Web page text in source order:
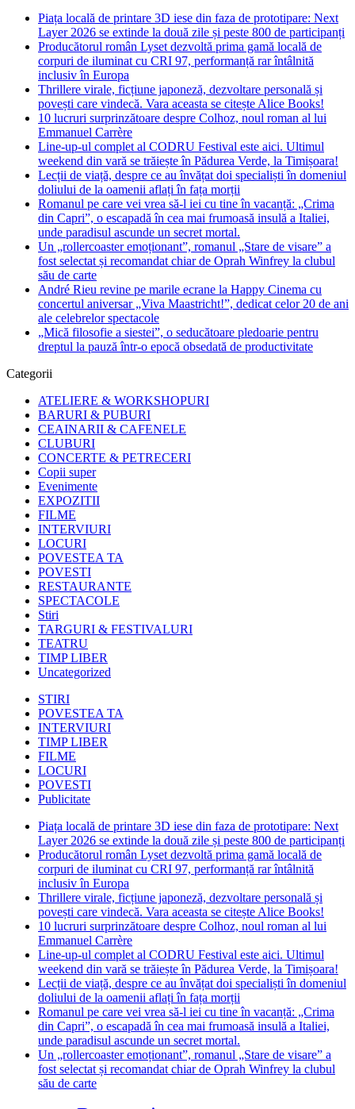
Piața locală de printare 3D iese din faza de prototipare: Next
Layer 2026 se extinde la două zile și peste 800 de participanți
Producătorul român Lyset dezvoltă prima gamă locală de
corpuri de iluminat cu CRI 97, performanță rar întâlnită
inclusiv în Europa
Thrillere virale, ficțiune japoneză, dezvoltare personală și
povești care vindecă. Vara aceasta se citește Alice Books!
10 lucruri surprinzătoare despre Colhoz, noul roman al lui
Emmanuel Carrère
Line-up-ul complet al CODRU Festival este aici. Ultimul
weekend din vară se trăiește în Pădurea Verde, la Timișoara!
Lecții de viață, despre ce au învățat doi specialiști în domeniul
doliului de la oamenii aflați în fața morții
Romanul pe care vei vrea să-l iei cu tine în vacanță: „Crima
din Capri”, o escapadă în cea mai frumoasă insulă a Italiei,
unde paradisul ascunde un secret mortal.
Un „rollercoaster emoționant”, romanul „Stare de visare” a
fost selectat și recomandat chiar de Oprah Winfrey la clubul
său de carte
André Rieu revine pe marile ecrane la Happy Cinema cu
concertul aniversar „Viva Maastricht!”, dedicat celor 20 de ani
ale celebrelor spectacole
„Mică filosofie a siestei”, o seducătoare pledoarie pentru
dreptul la pauză într-o epocă obsedată de productivitate
Categorii
ATELIERE & WORKSHOPURI
BARURI & PUBURI
CEAINARII & CAFENELE
CLUBURI
CONCERTE & PETRECERI
Copii super
Evenimente
EXPOZITII
FILME
INTERVIURI
LOCURI
POVESTEA TA
POVESTI
RESTAURANTE
SPECTACOLE
Stiri
TARGURI & FESTIVALURI
TEATRU
TIMP LIBER
Uncategorized
STIRI
POVESTEA TA
INTERVIURI
TIMP LIBER
FILME
LOCURI
POVESTI
Publicitate
Piața locală de printare 3D iese din faza de prototipare: Next
Layer 2026 se extinde la două zile și peste 800 de participanți
Producătorul român Lyset dezvoltă prima gamă locală de
corpuri de iluminat cu CRI 97, performanță rar întâlnită
inclusiv în Europa
Thrillere virale, ficțiune japoneză, dezvoltare personală și
povești care vindecă. Vara aceasta se citește Alice Books!
10 lucruri surprinzătoare despre Colhoz, noul roman al lui
Emmanuel Carrère
Line-up-ul complet al CODRU Festival este aici. Ultimul
weekend din vară se trăiește în Pădurea Verde, la Timișoara!
Lecții de viață, despre ce au învățat doi specialiști în domeniul
doliului de la oamenii aflați în fața morții
Romanul pe care vei vrea să-l iei cu tine în vacanță: „Crima
din Capri”, o escapadă în cea mai frumoasă insulă a Italiei,
unde paradisul ascunde un secret mortal.
Un „rollercoaster emoționant”, romanul „Stare de visare” a
fost selectat și recomandat chiar de Oprah Winfrey la clubul
său de carte